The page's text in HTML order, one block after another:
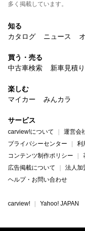
多く掲載しています。
知る
カタログ
ニュース
買う・売る
中古車検索
新車見積り
楽しむ
マイカー
みんカラ
サービス
carview!について 運営会
プライバシーセンター
利
コンテンツ制作ポリシー
広告掲載について
法人加
ヘルプ・お問い合わせ
carview! Yahoo! JAPAN